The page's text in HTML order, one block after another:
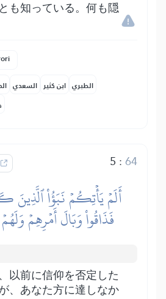
も知っている。何も隠
السعدي ابن كثير الطبري
5 :64
أَلَمۡ يَأۡتِكُمۡ نَبَؤُاْ ٱلَّذِينَ
فَذَاقُواْ وَبَالَ أَمۡرِهِمۡ
以前に信仰を否定した
、あなた方に達しなか